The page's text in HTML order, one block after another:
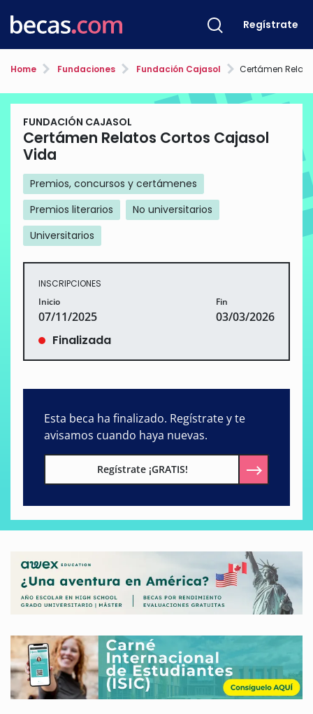
Regístrate
Home Fundaciones Fundación Cajasol Certámen Relatos
FUNDACIÓN CAJASOL
Certámen Relatos Cortos Cajasol
Vida
Premios, concursos y certámenes
Premios literarios
No universitarios
Universitarios
INSCRIPCIONES
Inicio
07/11/2025
Fin
03/03/2026
Finalizada
Esta beca ha finalizado. Regístrate y te
avisamos cuando haya nuevas.
Regístrate ¡GRATIS!